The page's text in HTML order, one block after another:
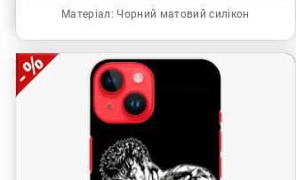
Матеріал: Чорний матовий силікон